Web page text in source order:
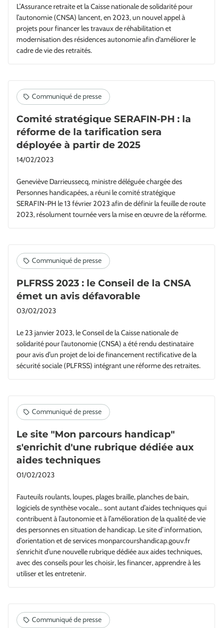
L’Assurance retraite et la Caisse nationale de solidarité pour
l’autonomie (CNSA) lancent, en 2023, un nouvel appel à
projets pour financer les travaux de réhabilitation et
modernisation des résidences autonomie afin d'améliorer le
cadre de vie des retraités.
Comité stratégique SERAFIN-PH : la
réforme de la tarification sera
déployée à partir de 2025
14/02/2023
Geneviève Darrieussecq, ministre déléguée chargée des
Personnes handicapées, a réuni le comité stratégique
SERAFIN-PH le 13 février 2023 afin de définir la feuille de route
2023, résolument tournée vers la mise en œuvre de la réforme.
PLFRSS 2023 : le Conseil de la CNSA
émet un avis défavorable
03/02/2023
Le 23 janvier 2023, le Conseil de la Caisse nationale de
solidarité pour l’autonomie (CNSA) a été rendu destinataire
pour avis d’un projet de loi de financement rectificative de la
sécurité sociale (PLFRSS) intégrant une réforme des retraites.
Le site "Mon parcours handicap"
s'enrichit d'une rubrique dédiée aux
aides techniques
01/02/2023
Fauteuils roulants, loupes, plages braille, planches de bain,
logiciels de synthèse vocale… sont autant d’aides techniques qui
contribuent à l’autonomie et à l’amélioration de la qualité de vie
des personnes en situation de handicap. Le site d’information,
d’orientation et de services monparcourshandicap.gouv.fr
s’enrichit d’une nouvelle rubrique dédiée aux aides techniques,
avec des conseils pour les choisir, les financer, apprendre à les
utiliser et les entretenir.